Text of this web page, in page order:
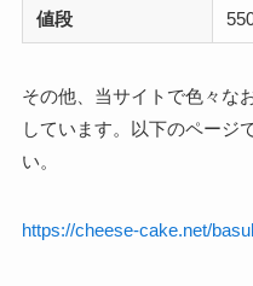
値段
その他、当サイトで色々な
しています。以下のページ
い。
https://cheese-cake.net/